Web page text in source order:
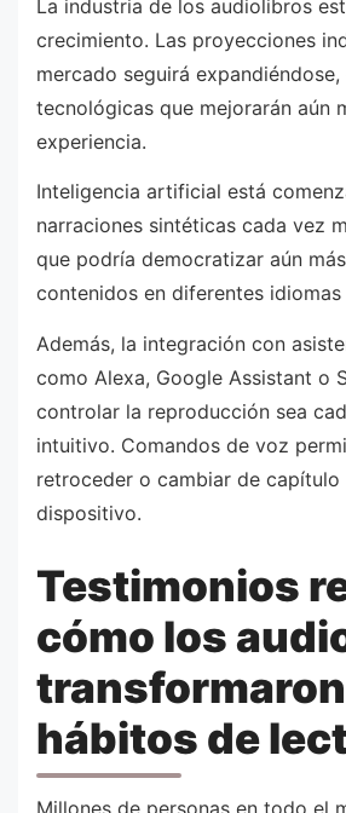
La industria de los audiolibros
crecimiento. Las proyecciones
mercado seguirá
tecnológicas que mejorarán aún
experiencia.
Inteligencia artificial está
narraciones sintéticas cada vez
que podría democratizar aún
contenidos en diferentes
Además, la integración con
como Alexa, Google Assistant o
controlar la reproducción sea
intuitivo. Comandos de voz
retroceder o cambiar de capítulo
dispositivo.
Testimonios
cómo los
transformaron
hábitos de
Millones de personas en todo el